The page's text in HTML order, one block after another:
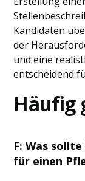
Kandidaten
der
und eine
entscheidend
Häufig
F: Was
für einen